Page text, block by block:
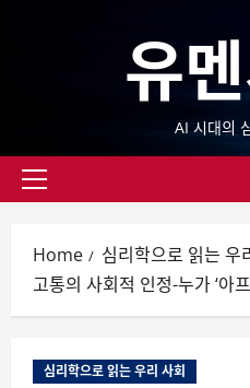
유
AI 시대의
Primary
Home
심리학으로 읽는 우
고통의 사회적 인정-누가 ‘아
심리학으로 읽는 우리 사회